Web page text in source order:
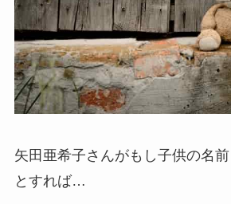
矢田亜希子さんがもし子供の名
とすれば…